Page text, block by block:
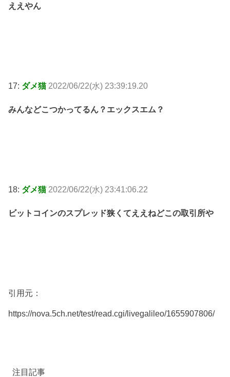
ええやん
17: ダメ猫 2022/06/22(水) 23:39:19.20
みんなどこつかってるん？エックスエム？
18: ダメ猫 2022/06/22(水) 23:41:06.22
ビットコインのスプレッド狭くてええねどこの取引所や
引用元：
https://nova.5ch.net/test/read.cgi/livegalileo/1655907806/
注目記事